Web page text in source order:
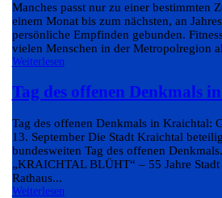
Manches passt nur zu einer bestimmten
einem Monat bis zum nächsten, an
persönliche Empfinden gebunden.
vielen Menschen in der Metropolregion
Weiterlesen
Tag des offenen Denkmals
Tag des offenen Denkmals in Kraichtal:
13. September Die Stadt Kraichtal
bundesweiten Tag des offenen
„KRAICHTAL BLÜHT“ – 55 Jahre
Rathaus...
Weiterlesen